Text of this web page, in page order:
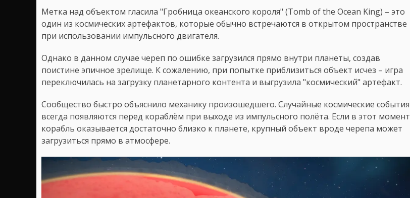
Метка над объектом гласила "Гробница океанского короля" (Tomb of the Ocean King) – это
один из космических артефактов, которые обычно встречаются в открытом пространстве
при использовании импульсного двигателя.
Однако в данном случае череп по ошибке загрузился прямо внутри планеты, создав
поистине эпичное зрелище. К сожалению, при попытке приблизиться объект исчез – игра
переключилась на загрузку планетарного контента и выгрузила "космический" артефакт.
Сообщество быстро объяснило механику произошедшего. Случайные космические события
всегда появляются перед кораблём при выходе из импульсного полёта. Если в этот момент
корабль оказывается достаточно близко к планете, крупный объект вроде черепа может
загрузиться прямо в атмосфере.